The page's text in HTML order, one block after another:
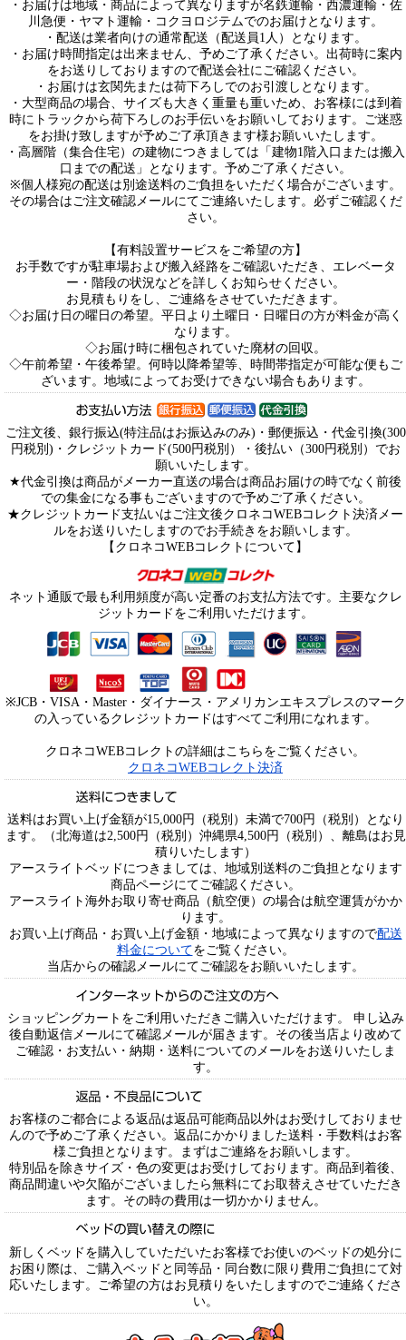
・お届けは地域・商品によって異なりますが名鉄運輸・西濃運輸・佐
川急便・ヤマト運輸・コクヨロジテムでのお届けとなります。
・配送は業者向けの通常配送（配送員1人）となります。
・お届け時間指定は出来ません、予めご了承ください。出荷時に案内
をお送りしておりますので配送会社にご確認ください。
・お届けは玄関先または荷下ろしでのお引渡しとなります。
・大型商品の場合、サイズも大きく重量も重いため、お客様には到着
時にトラックから荷下ろしのお手伝いをお願いしております。ご迷惑
をお掛け致しますが予めご了承頂きます様お願いいたします。
・高層階（集合住宅）の建物につきましては「建物1階入口または搬入
口までの配送」となります。予めご了承ください。
※個人様宛の配送は別途送料のご負担をいただく場合がございます。
その場合はご注文確認メールにてご連絡いたします。必ずご確認くだ
さい。
【有料設置サービスをご希望の方】
お手数ですが駐車場および搬入経路をご確認いただき、エレベータ
ー・階段の状況などを詳しくお知らせください。
お見積もりをし、ご連絡をさせていただきます。
◇お届け日の曜日の希望。平日より土曜日・日曜日の方が料金が高く
なります。
◇お届け時に梱包されていた廃材の回収。
◇午前希望・午後希望。何時以降希望等、時間帯指定が可能な便もご
ざいます。地域によってお受けできない場合もあります。
ご注文後、銀行振込(特注品はお振込みのみ)・郵便振込・代金引換(300
円税別)・クレジットカード(500円税別）・後払い（300円税別）でお
願いいたします。
★代金引換は商品がメーカー直送の場合は商品お届けの時でなく前後
での集金になる事もございますので予めご了承ください。
★クレジットカード支払いはご注文後クロネコWEBコレクト決済メー
ルをお送りいたしますのでお手続きをお願いします。
【クロネコWEBコレクトについて】
ネット通販で最も利用頻度が高い定番のお支払方法です。主要なクレ
ジットカードをご利用いただけます。
※JCB・VISA・Master・ダイナース・アメリカンエキスプレスのマーク
の入っているクレジットカードはすべてご利用になれます。
クロネコWEBコレクトの詳細はこちらをご覧ください。
クロネコWEBコレクト決済
送料はお買い上げ金額が15,000円（税別）未満で700円（税別）となり
ます。（北海道は2,500円（税別）沖縄県4,500円（税別）、離島はお見
積りいたします）
アースライトベッドにつきましては、地域別送料のご負担となります
商品ページにてご確認ください。
アースライト海外お取り寄せ商品（航空便）の場合は航空運賃がかか
ります。
お買い上げ商品・お買い上げ金額・地域によって異なりますので配送
料金についてをご覧ください。
当店からの確認メールにてご確認をお願いいたします。
ショッピングカートをご利用いただきご購入いただけます。 申し込み
後自動返信メールにて確認メールが届きます。その後当店より改めて
ご確認・お支払い・納期・送料についてのメールをお送りいたしま
す。
お客様のご都合による返品は返品可能商品以外はお受けしておりませ
んので予めご了承ください。返品にかかりました送料・手数料はお客
様ご負担となります。まずはご連絡をお願いします。
特別品を除きサイズ・色の変更はお受けしております。商品到着後、
商品間違いや欠陥がございましたら無料にてお取替えさせていただき
ます。その時の費用は一切かかりません。
新しくベッドを購入していただいたお客様でお使いのベッドの処分に
お困り際は、ご購入ベッドと同等品・同台数に限り費用ご負担にて対
応いたします。ご希望の方はお見積りをいたしますのでご連絡くださ
い。